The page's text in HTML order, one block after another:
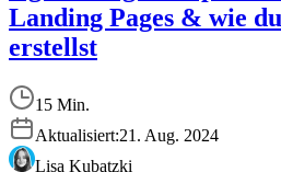
Landing Pages & wie
erstellst
15 Min.
Aktualisiert:21. Aug. 2024
Lisa Kubatzki